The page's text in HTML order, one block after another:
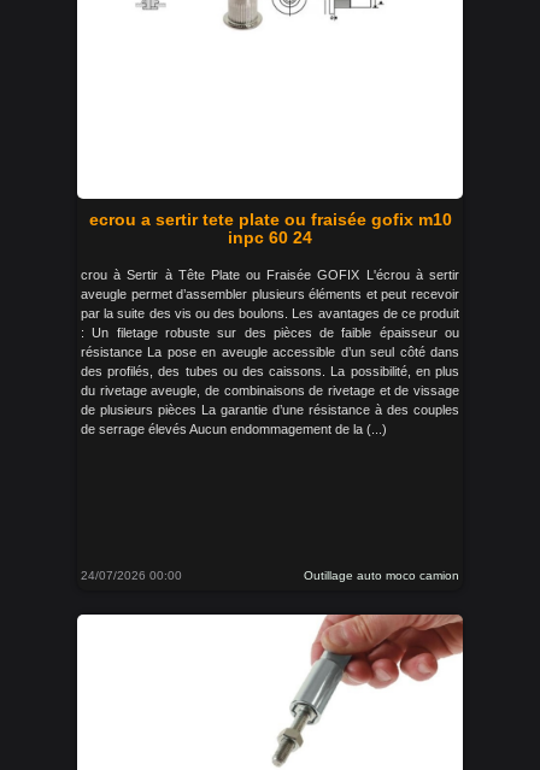
ecrou a sertir tete plate ou fraisée gofix m10
inpc 60 24
crou à Sertir à Tête Plate ou Fraisée GOFIX L'écrou à sertir
aveugle permet d’assembler plusieurs éléments et peut recevoir
par la suite des vis ou des boulons. Les avantages de ce produit
: Un filetage robuste sur des pièces de faible épaisseur ou
résistance La pose en aveugle accessible d’un seul côté dans
des profilés, des tubes ou des caissons. La possibilité, en plus
du rivetage aveugle, de combinaisons de rivetage et de vissage
de plusieurs pièces La garantie d’une résistance à des couples
de serrage élevés Aucun endommagement de la (...)
24/07/2026 00:00 Outillage auto moco camion